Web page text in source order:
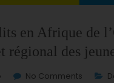
en Afrique de
régional des
No Comments